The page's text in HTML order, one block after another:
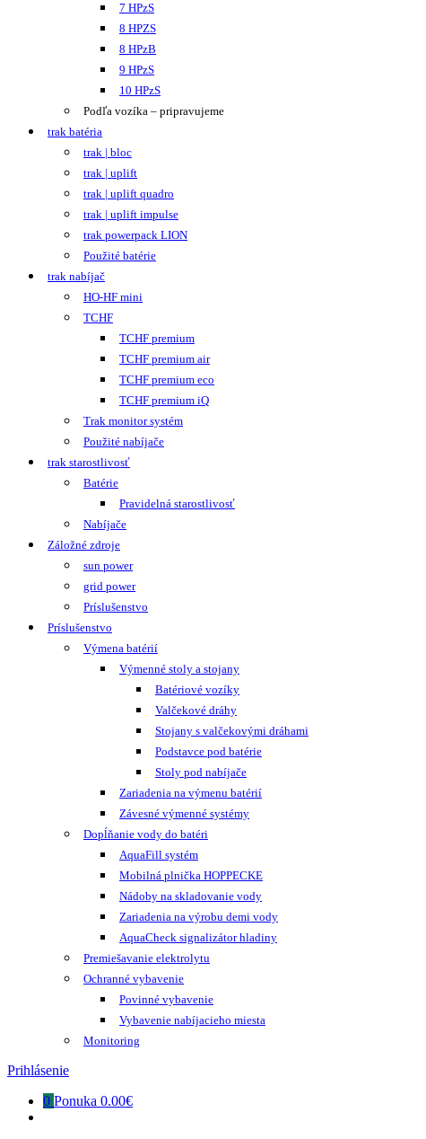
7 HPzS
8 HPZS
8 HPzB
9 HPzS
10 HPzS
Podľa vozíka – pripravujeme
trak batéria
trak | bloc
trak | uplift
trak | uplift quadro
trak | uplift impulse
trak powerpack LION
Použité batérie
trak nabíjač
HO-HF mini
TCHF
TCHF premium
TCHF premium air
TCHF premium eco
TCHF premium iQ
Trak monitor systém
Použité nabíjače
trak starostlivosť
Batérie
Pravidelná starostlivosť
Nabíjače
Záložné zdroje
sun power
grid power
Príslušenstvo
Príslušenstvo
Výmena batérií
Výmenné stoly a stojany
Batériové vozíky
Valčekové dráhy
Stojany s valčekovými dráhami
Podstavce pod batérie
Stoly pod nabíjače
Zariadenia na výmenu batérií
Závesné výmenné systémy
Dopĺňanie vody do batéri
AquaFill systém
Mobilná plnička HOPPECKE
Nádoby na skladovanie vody
Zariadenia na výrobu demi vody
AquaCheck signalizátor hladiny
Premiešavanie elektrolytu
Ochranné vybavenie
Povinné vybavenie
Vybavenie nabíjacieho miesta
Monitoring
Prihlásenie
0 Ponuka 0.00€